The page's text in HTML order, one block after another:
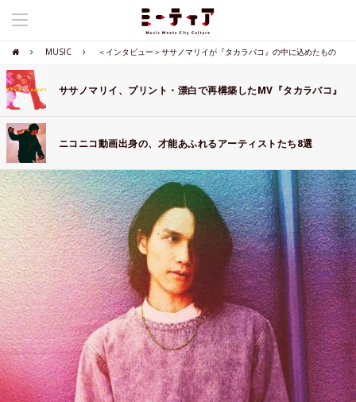
MUSIC ＜インタビュー＞ササノマリイが『タカラバコ』の中に込めたもの
ササノマリイ、プリント・漂白で再構築したMV『タカラバコ』
ニコニコ動画出身の、才能あふれるアーティストたち8選